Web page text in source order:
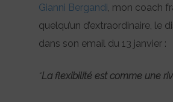
Gianni Bergandi, mon coach
quelqu’un d’extraordinaire, le
dans son email du 13 janvier :
“La flexibilité est comme une